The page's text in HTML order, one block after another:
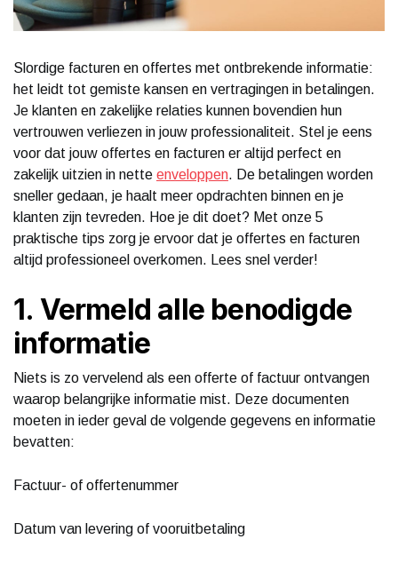
Slordige facturen en offertes met ontbrekende informatie:
het leidt tot gemiste kansen en vertragingen in betalingen.
Je klanten en zakelijke relaties kunnen bovendien hun
vertrouwen verliezen in jouw professionaliteit. Stel je eens
voor dat jouw offertes en facturen er altijd perfect en
zakelijk uitzien in nette enveloppen. De betalingen worden
sneller gedaan, je haalt meer opdrachten binnen en je
klanten zijn tevreden. Hoe je dit doet? Met onze 5
praktische tips zorg je ervoor dat je offertes en facturen
altijd professioneel overkomen. Lees snel verder!
1. Vermeld alle benodigde
informatie
Niets is zo vervelend als een offerte of factuur ontvangen
waarop belangrijke informatie mist. Deze documenten
moeten in ieder geval de volgende gegevens en informatie
bevatten:
Factuur- of offertenummer
Datum van levering of vooruitbetaling